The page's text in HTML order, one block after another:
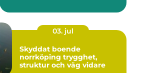
03. jul
Skyddat boende
norrköping trygghet,
struktur och väg vidare